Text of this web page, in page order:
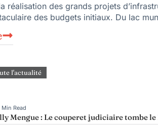
réalisation des grands projets
des budgets initiaux. Du lac
l'actualité
Min Read
Mengue : Le couperet judiciaire tombe le